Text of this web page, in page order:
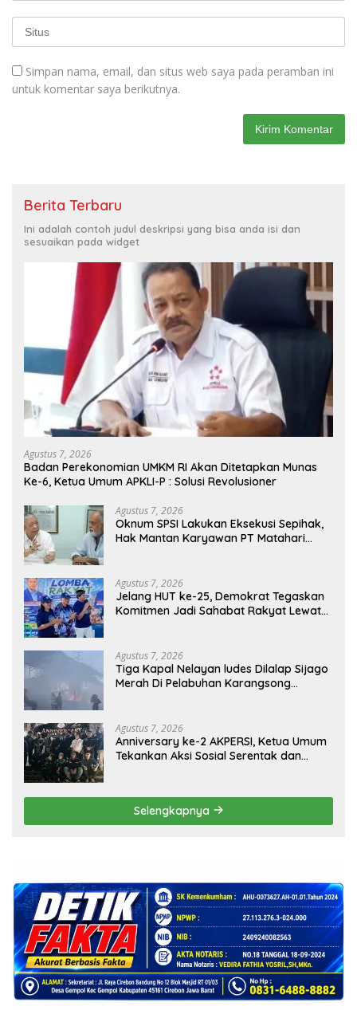
Simpan nama, email, dan situs web saya pada peramban ini
untuk komentar saya berikutnya.
Berita Terbaru
Ini adalah contoh judul deskripsi yang bisa anda isi dan
sesuaikan pada widget
Agustus 7, 2026
Badan Perekonomian UMKM RI Akan Ditetapkan Munas
Ke-6, Ketua Umum APKLI-P : Solusi Revolusioner
Agustus 7, 2026
Oknum SPSI Lakukan Eksekusi Sepihak,
Hak Mantan Karyawan PT Matahari
Agustus 7, 2026
Jelang HUT ke-25, Demokrat Tegaskan
Komitmen Jadi Sahabat Rakyat Lewat
Agustus 7, 2026
Tiga Kapal Nelayan ludes Dilalap Sijago
Merah Di Pelabuhan Karangsong
Agustus 7, 2026
Anniversary ke-2 AKPERSI, Ketua Umum
Tekankan Aksi Sosial Serentak dan
Selengkapnya